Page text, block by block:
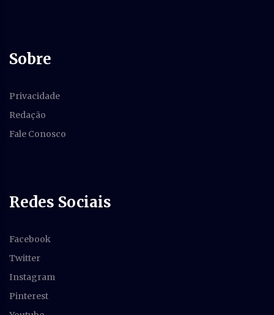
Sobre
Privacidade
Redação
Fale Conosco
Redes Sociais
Facebook
Twitter
Instagram
Pinterest